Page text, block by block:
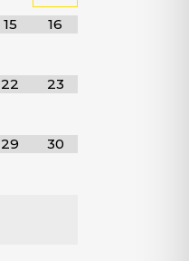
15 16
22 23
29 30